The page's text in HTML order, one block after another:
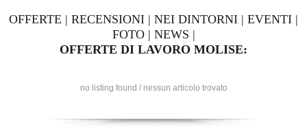
OFFERTE | RECENSIONI | NEI DINTORNI | EVENTI |
FOTO| NEWS |
OFFERTE DI LAVORO MOLISE:
no listing found / nessun articolo trovato